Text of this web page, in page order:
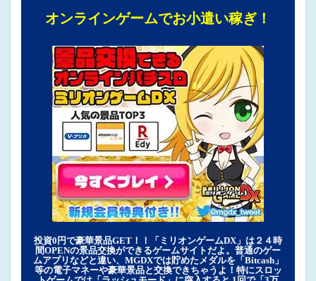
オンラインゲームでお小遣い稼ぎ！
投資0円で豪華景品GET！！「ミリオンゲームDX」は２４時
間OPENの景品交換ができるゲームサイトだよ。普通のゲー
ムアプリなどと違い、MGDXでは貯めたメダルを「Bitcash」
等の電子マネーや豪華景品と交換できちゃうよ！特にスロッ